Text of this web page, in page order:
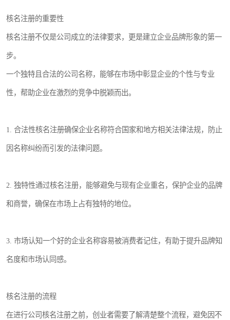
核名注册的重要性
核名注册不仅是公司成立的法律要求，更是建立企业品牌形象的第一
步。
一个独特且合法的公司名称，能够在市场中彰显企业的个性与专业
性，帮助企业在激烈的竞争中脱颖而出。
1. 合法性核名注册确保企业名称符合国家和地方相关法律法规，防止
因名称纠纷而引发的法律问题。
2. 独特性通过核名注册，能够避免与现有企业重名，保护企业的品牌
和商誉，确保在市场上占有独特的地位。
3. 市场认知一个好的企业名称容易被消费者记住，有助于提升品牌知
名度和市场认同感。
核名注册的流程
在进行公司核名注册之前，创业者需要了解清楚整个流程，避免因不